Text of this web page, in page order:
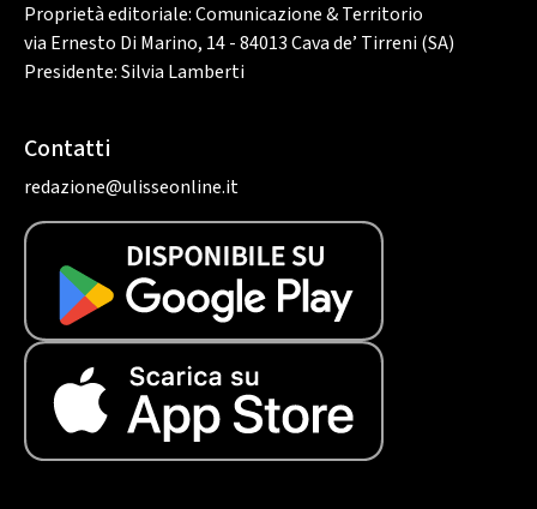
Proprietà editoriale: Comunicazione & Territorio
via Ernesto Di Marino, 14 - 84013 Cava de’ Tirreni (SA)
Presidente: Silvia Lamberti
Contatti
redazione@ulisseonline.it